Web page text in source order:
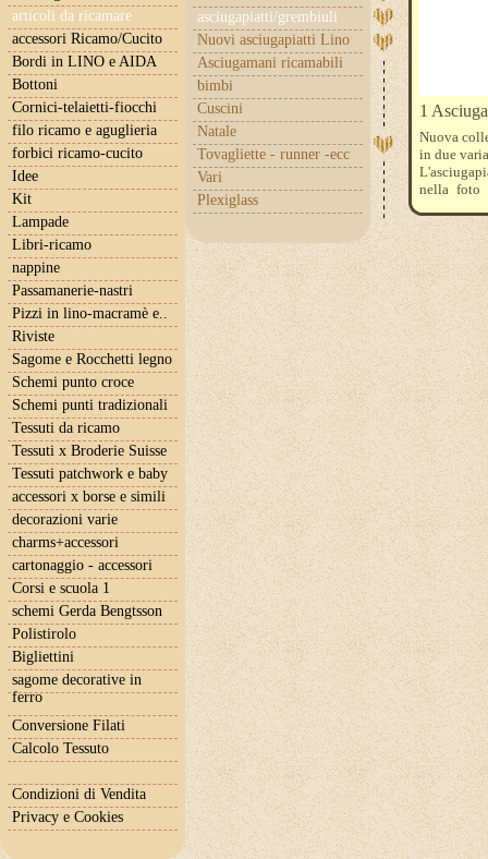
articoli da ricamare
asciugapiatti/grembiuli
Nuovi asciugapiatti Lino
Asciugamani ricamabili
bimbi
Cuscini
Natale
Tovagliette - runner -ecc
Vari
Plexiglass
accessori Ricamo/Cucito
Bordi in LINO e AIDA
Bottoni
Cornici-telaietti-fiocchi
filo ricamo e aguglieria
forbici ricamo-cucito
Idee
Kit
Lampade
Libri-ricamo
nappine
Passamanerie-nastri
Pizzi in lino-macramè e..
Riviste
Sagome e Rocchetti legno
Schemi punto croce
Schemi punti tradizionali
Tessuti da ricamo
Tessuti x Broderie Suisse
Tessuti patchwork e baby
accessori x borse e simili
decorazioni varie
charms+accessori
cartonaggio - accessori
Corsi e scuola 1
schemi Gerda Bengtsson
Polistirolo
Bigliettini
sagome decorative in
ferro
Conversione Filati
Calcolo Tessuto
Condizioni di Vendita
Privacy e Cookies
1
Nuova
in due
nella foto